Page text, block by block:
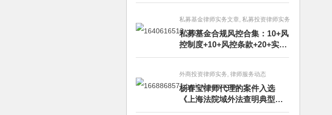
私募基金律师实务文章, 私募投资律师实务
私募基金合规风控合集：10+风
控制度+10+风控条款+20+实务
文章+每月动态
外商投资律师实务, 律师服务动态
杨春宝律师代理的案件入选
《上海法院域外法查明典型案
例》